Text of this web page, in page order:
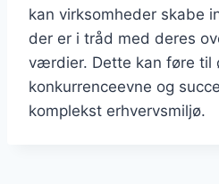
kan virksomheder skabe
der er i tråd med deres
værdier. Dette kan føre til
konkurrenceevne og
komplekst erhvervsmiljø.